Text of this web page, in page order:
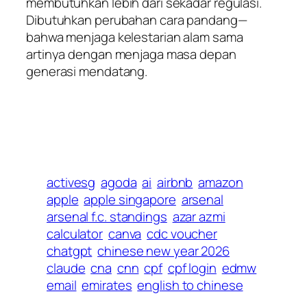
Dibutuhkan perubahan cara pandang—
bahwa menjaga kelestarian alam sama
artinya dengan menjaga masa depan
generasi mendatang.
activesg agoda ai airbnb amazon
apple apple singapore arsenal
arsenal f.c. standings azar azmi
calculator canva cdc voucher
chatgpt chinese new year 2026
claude cna cnn cpf cpf login edmw
email emirates english to chinese